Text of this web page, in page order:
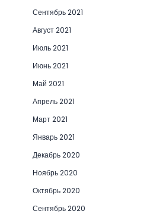
Сентябрь 2021
Август 2021
Июль 2021
Июнь 2021
Май 2021
Апрель 2021
Март 2021
Январь 2021
Декабрь 2020
Ноябрь 2020
Октябрь 2020
Сентябрь 2020